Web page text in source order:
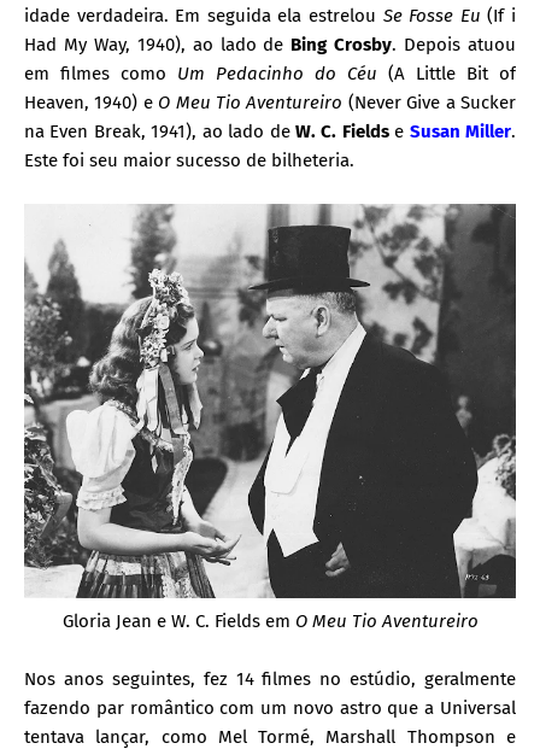
idade verdadeira. Em seguida ela estrelou Se Fosse Eu (If i
Had My Way, 1940), ao lado de Bing Crosby. Depois atuou
em filmes como Um Pedacinho do Céu (A Little Bit of
Heaven, 1940) e O Meu Tio Aventureiro (Never Give a Sucker
na Even Break, 1941), ao lado de W. C. Fieldse Susan Miller.
Este foi seu maior sucesso de bilheteria.
Gloria Jean e W. C. Fields em O Meu Tio Aventureiro
Nos anos seguintes, fez 14 filmes no estúdio, geralmente
fazendo par romântico com um novo astro que a Universal
tentava lançar, como Mel Tormé, Marshall Thompson e